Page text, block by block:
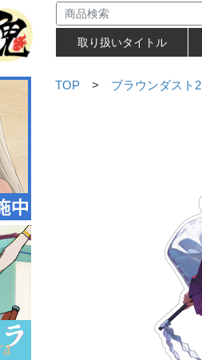
取り扱いタイトル
TOP > ブラウンダスト2